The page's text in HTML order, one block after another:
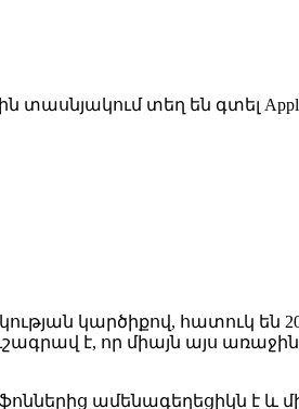
տեղ են գտել
կարծիքով, հատուկ են
է, որ միայն այս
ամենագեղեցիկն է և